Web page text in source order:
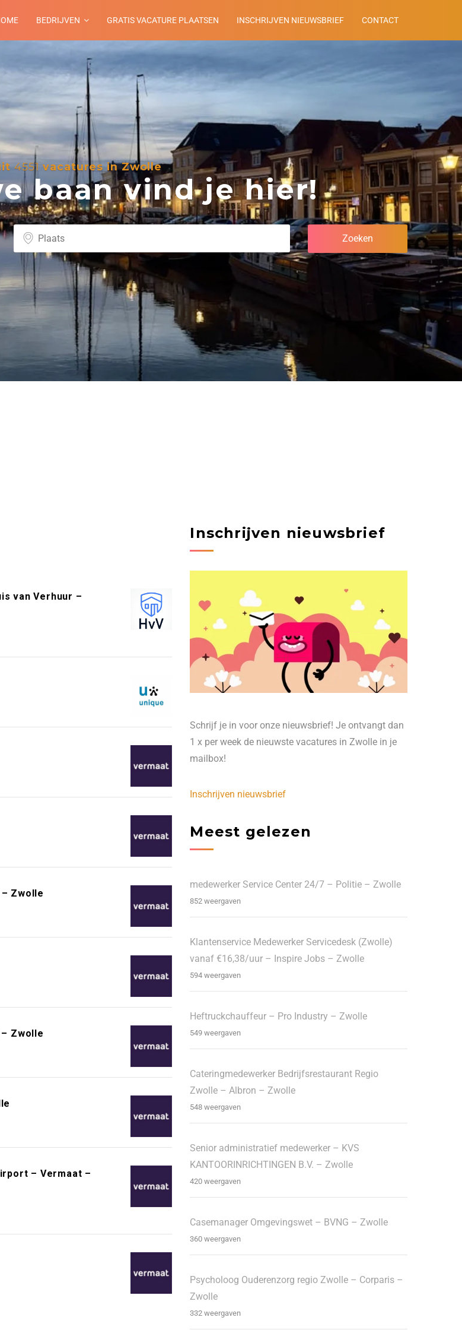
BEDRIJVEN GRATIS VACATURE PLAATSEN INSCHRIJVEN NIEUWSBRIEF CONTACT
4551 vacatures in Zwolle
baan vind je hier!
van Verhuur –
Zwolle
Zwolle
– Vermaat –
Inschrijven nieuwsbrief
Schrijf je in voor onze nieuwsbrief! Je ontvangt dan
1 x per week de nieuwste vacatures in Zwolle in je
mailbox!
Inschrijven nieuwsbrief
Meest gelezen
medewerker Service Center 24/7 – Politie – Zwolle
852 weergaven
Klantenservice Medewerker Servicedesk (Zwolle)
vanaf €16,38/uur – Inspire Jobs – Zwolle
594 weergaven
Heftruckchauffeur – Pro Industry – Zwolle
549 weergaven
Cateringmedewerker Bedrijfsrestaurant Regio
Zwolle – Albron – Zwolle
548 weergaven
Senior administratief medewerker – KVS
KANTOORINRICHTINGEN B.V. – Zwolle
420 weergaven
Casemanager Omgevingswet – BVNG – Zwolle
360 weergaven
Psycholoog Ouderenzorg regio Zwolle – Corparis –
Zwolle
332 weergaven